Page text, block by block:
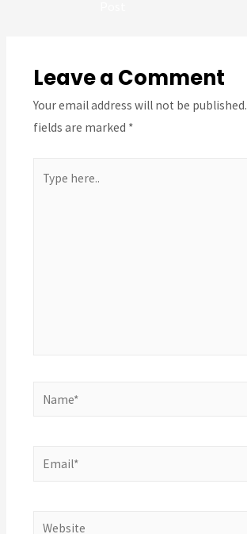
Leave a Comment
Your email address will not be published.
fields are marked *
here..
Name*
Email*
Website